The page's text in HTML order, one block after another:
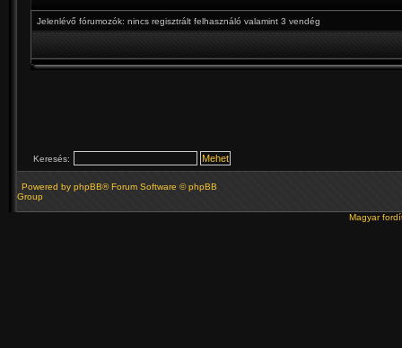
Jelenlévő fórumozók: nincs regisztrált felhasználó valamint 3 vendég
Keresés:
Powered by phpBB® Forum Software © phpBB
Group
Magyar